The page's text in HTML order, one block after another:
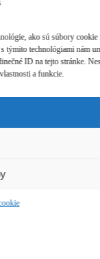
ako sú súbory cookie
týmito technológiami nám
ID na tejto stránke.
a funkcie.